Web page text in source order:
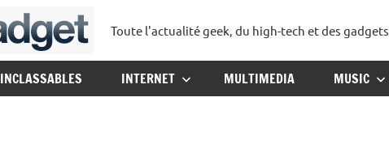
lebloggadget
Toute l'actualité geek, du high-tech et des gadgets
INCLASSABLES INTERNET MULTIMEDIA MUSIC